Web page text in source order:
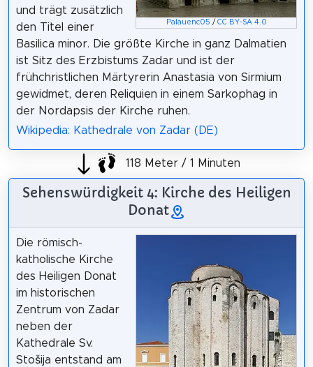
Palauenc05 / CC BY-SA 4.0
und trägt zusätzlich
den Titel einer
Basilica minor. Die größte Kirche in ganz Dalmatien
ist Sitz des Erzbistums Zadar und ist der
frühchristlichen Märtyrerin Anastasia von Sirmium
gewidmet, deren Reliquien in einem Sarkophag in
der Nordapsis der Kirche ruhen.
Wikipedia: Kathedrale von Zadar (DE)
118 Meter / 1 Minuten
Sehenswürdigkeit 4: Kirche des Heiligen
Donat
Die römisch-
katholische Kirche
des Heiligen Donat
im historischen
Zentrum von Zadar
neben der
Kathedrale Sv.
Stošija entstand am